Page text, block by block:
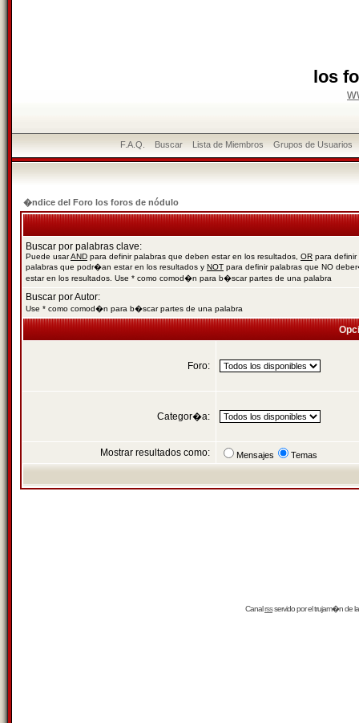
los
F.A.Q. Buscar Lista de Miembros Grupos de Usuarios
�ndice del Foro los foros de nódulo
Buscar por palabras clave:
Puede usarAND para definir palabras que deben estar en los resultados, OR para definir
palabras que podr�an estar en los resultados y NOT para definir palabras que NO
estar en los resultados. Use * como comod�n para b�scar partes de una palabra
Buscar por Autor:
Use * como comod�n para b�scar partes de una palabra
Foro:
Categor�a:
Mostrar resultados como: Mensajes Temas
Canalrssservido por eltrujam�nde